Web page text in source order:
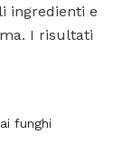
ingredienti e
I risultati
funghi